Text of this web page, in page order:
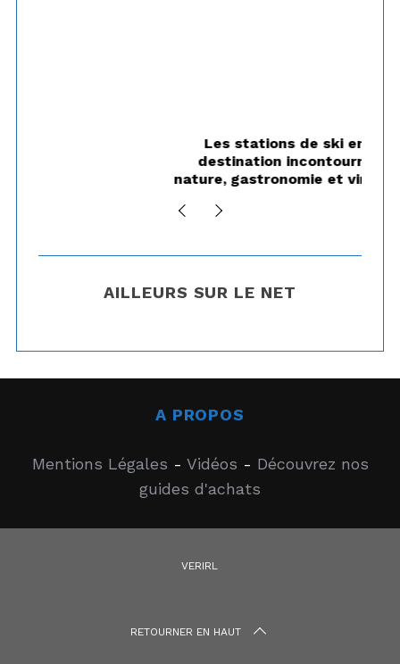
Les stations de ski en été : une
destination incontournable entre
nature, gastronomie et vins d’exception
AILLEURS SUR LE NET
A PROPOS
Mentions Légales - Vidéos - Découvrez nos
guides d'achats
VERIRL
RETOURNER EN HAUT